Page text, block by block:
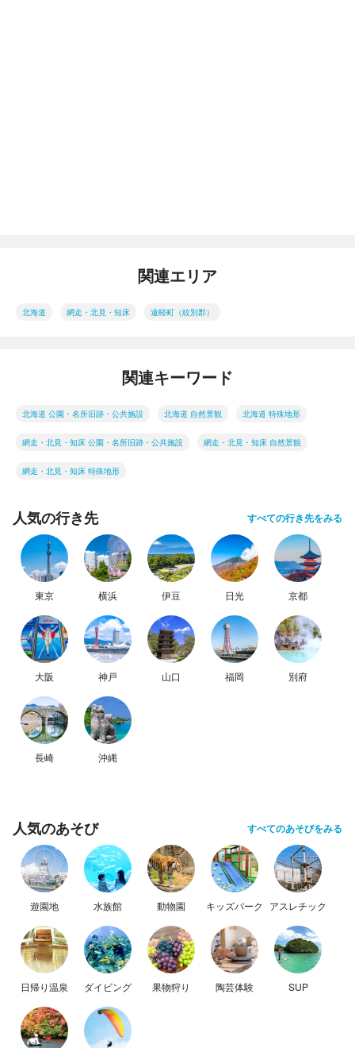
関連エリア
北海道 網走・北見・知床 遠軽町（紋別郡）
関連キーワード
北海道 公園・名所旧跡・公共施設 北海道 自然景観 北海道 特殊地形
網走・北見・知床 公園・名所旧跡・公共施設 網走・北見・知床 自然景観
網走・北見・知床 特殊地形
人気の行き先 すべての行き先をみる
東京 横浜 伊豆 日光 京都
大阪 神戸 山口 福岡 別府
長崎 沖縄
人気のあそび すべてのあそびをみる
遊園地 水族館 動物園 キッズパーク アスレチック
日帰り温泉 ダイビング 果物狩り 陶芸体験 SUP